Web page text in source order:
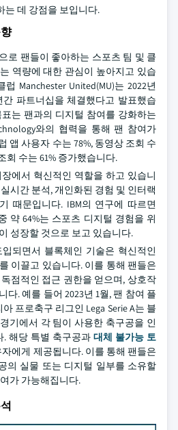
는 데 강점을 보입니다.
로 팬들이 좋아하는 스포츠 팀 및 클
역량에 대한 관심이 높아지고 있습
Manchester United(MU)는 2022년
간 파트너십을 체결했다고 발표했습
는 팬과의 디지털 참여를 강화하는
와의 협력을 통해 팬 참여가
앱 사용자 수는 78%, 동영상 조회 수
회 수는 61% 증가했습니다.
에서 혁신적인 역할을 하고 있습니
시간 분석, 개인화된 경험 및 인터랙
때문입니다. IBM의 연구에 따르면
약 64%는 스포츠 디지털 경험을 위
성장할 것으로 보고 있습니다.
되면서 블록체인 기술은 혁신적인
이끌고 있습니다. 이를 통해 팬들은
점적인 접근 권한을 얻으며, 상호작
다. 예를 들어 2023년 1월, 팬 참여 플
프로축구 리그인 Lega Serie A는 블
기에서 각 팀이 사용한 축구공을 인
. 해당 특별 축구공과 대체 불가능 토
에게 제공됩니다. 이를 통해 팬들은
의 실물 또는 디지털 일부를 소유할
가 가능해집니다.